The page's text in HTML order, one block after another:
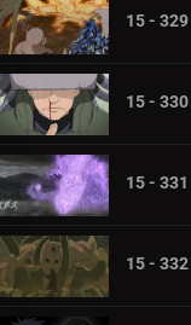
15 - 329
15 - 330
15 - 331
15 - 332